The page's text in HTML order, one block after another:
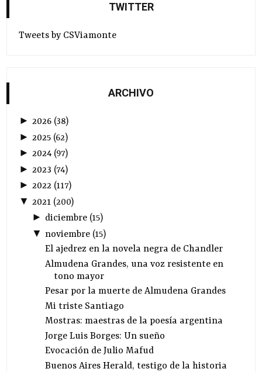
TWITTER
Tweets by CSViamonte
ARCHIVO
►2026 (38)
► 2025 (62)
►2024 (97)
► 2023 (74)
►2022 (117)
▼ 2021 (200)
► diciembre(15)
▼ noviembre(15)
El ajedrez en la novela negra de Chandler
Almudena Grandes, una voz resistente en
tono mayor
Pesar por la muerte de Almudena Grandes
Mi triste Santiago
Mostras: maestras de la poesía argentina
Jorge Luis Borges: Un sueño
Evocación de Julio Mafud
Buenos Aires Herald, testigo de la historia